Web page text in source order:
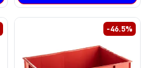
-46.5%